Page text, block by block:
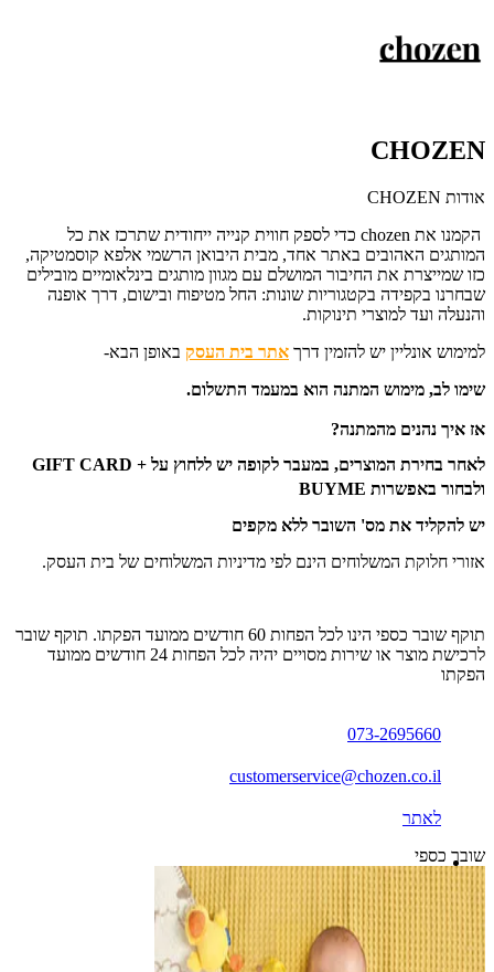
CHOZEN
אודות CHOZEN
הקמנו את chozen כדי לספק חווית קנייה ייחודית שתרכז את כל
המותגים האהובים באתר אחד, מבית היבואן הרשמי אלפא קוסמטיקה,
כזו שמייצרת את החיבור המושלם עם מגוון מותגים בינלאומיים מובילים
שבחרנו בקפידה בקטגוריות שונות: החל מטיפוח ובישום, דרך אופנה
והנעלה ועד למוצרי תינוקות.
למימוש אונליין יש להזמין דרך אתר בית העסק באופן הבא-
שימו לב, מימוש המתנה הוא במעמד התשלום.
אז איך נהנים מהמתנה?
לאחר בחירת המוצרים, במעבר לקופה יש ללחוץ על + GIFT CARD
ולבחור באפשרות BUYME
יש להקליד את מס' השובר ללא מקפים
אזורי חלוקת המשלוחים הינם לפי מדיניות המשלוחים של בית העסק.
תוקף שובר כספי הינו לכל הפחות 60 חודשים ממועד הפקתו. תוקף שובר
לרכישת מוצר או שירות מסויים יהיה לכל הפחות 24 חודשים ממועד
הפקתו
073-2695660
customerservice@chozen.co.il
לאתר
שובר כספי